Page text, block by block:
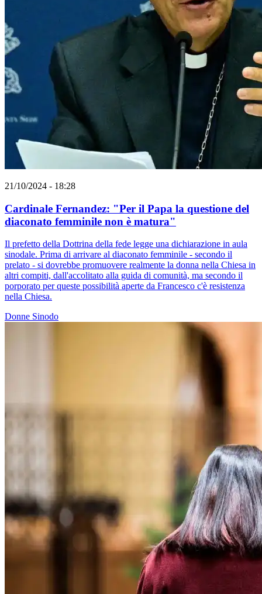
21/10/2024 - 18:28
Cardinale Fernandez: "Per il Papa la questione del
diaconato femminile non è matura"
Il prefetto della Dottrina della fede legge una dichiarazione in aula
sinodale. Prima di arrivare al diaconato femminile - secondo il
prelato - si dovrebbe promuovere realmente la donna nella Chiesa in
altri compiti, dall'accolitato alla guida di comunità, ma secondo il
porporato per queste possibilità aperte da Francesco c'è resistenza
nella Chiesa.
Donne Sinodo